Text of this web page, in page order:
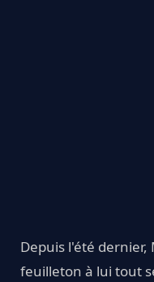
Depuis l'été
feuilleton à lui tout